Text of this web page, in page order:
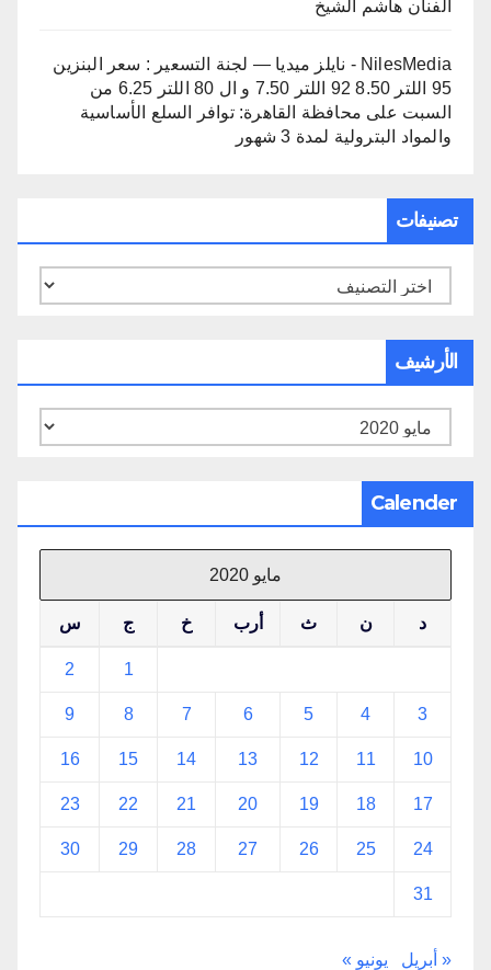
الفنان هاشم الشيخ
NilesMedia - نايلز ميديا — لجنة التسعير : سعر البنزين
95 اللتر 8.50 92 اللتر 7.50 و ال 80 اللتر 6.25 من
السبت على محافظة القاهرة: توافر السلع الأساسية
والمواد البترولية لمدة 3 شهور
تصنيفات
تصنيفات
الأرشيف
الأرشيف
Calender
مايو 2020
د ن ث أرب خ ج س
1
2
3
4
5
6
7
8
9
10
11
12
13
14
15
16
17
18
19
20
21
22
23
24
25
26
27
28
29
30
31
« أبريل يونيو »